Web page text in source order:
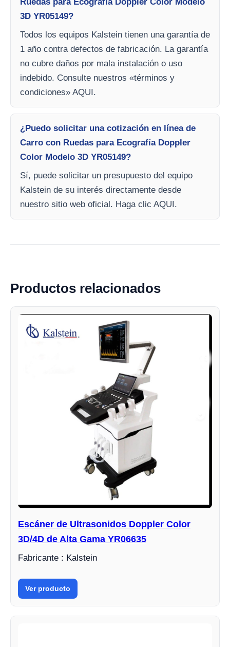
3D YR05149?
Todos los equipos Kalstein tienen una garantía de
1 año contra defectos de fabricación. La garantía
no cubre daños por mala instalación o uso
indebido. Consulte nuestros «términos y
condiciones» AQUI.
¿Puedo solicitar una cotización en línea de
Carro con Ruedas para Ecografía Doppler
Color Modelo 3D YR05149?
Sí, puede solicitar un presupuesto del equipo
Kalstein de su interés directamente desde
nuestro sitio web oficial. Haga clic AQUI.
Productos relacionados
Escáner de Ultrasonidos Doppler Color
3D/4D de Alta Gama YR06635
Fabricante : Kalstein
Ver producto